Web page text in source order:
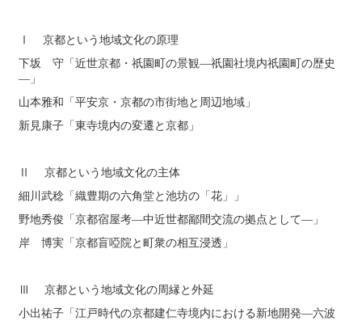
Ⅰ 京都という地域文化の原理
下坂 守「近世京都・祇󠄀園町の景観―祇󠄀園社境内祇󠄀園町の歴史
―」
山本雅和「平安京・京都の市街地と周辺地域」
新見康子「東寺境内の変遷と京都」
Ⅱ 京都という地域文化の主体
細川武稔「織豊期の六角堂と池坊の「花」」
野地秀俊「京都宿屋考―中近世都鄙間交流の拠点として―」
岸 博実「京都盲啞院と町衆の相互浸透」
Ⅲ 京都という地域文化の周縁と外延
小出祐子「江戸時代の京都建仁寺境内における新地開発―六波